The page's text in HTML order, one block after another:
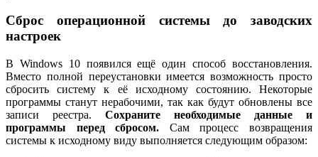
Сброс операционной системы до заводских
настроек
В Windows 10 появился ещё один способ восстановления.
Вместо полной переустановки имеется возможность просто
сбросить систему к её исходному состоянию. Некоторые
программы станут нерабочими, так как будут обновлены все
записи реестра. Сохраните необходимые данные и
программы перед сбросом. Сам процесс возвращения
системы к исходному виду выполняется следующим образом: